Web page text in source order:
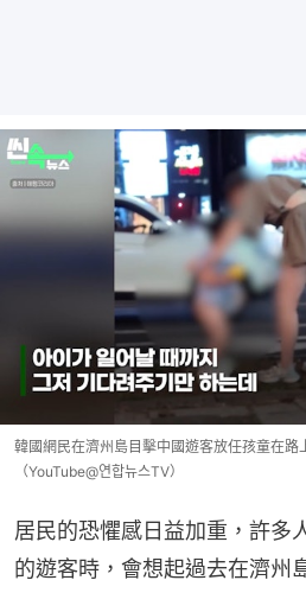
韓國網民在濟州島目擊中國遊客放任孩童在路
（YouTube@연합뉴스TV）
居民的恐懼感日益加重，許多
的遊客時，會想起過去在濟州